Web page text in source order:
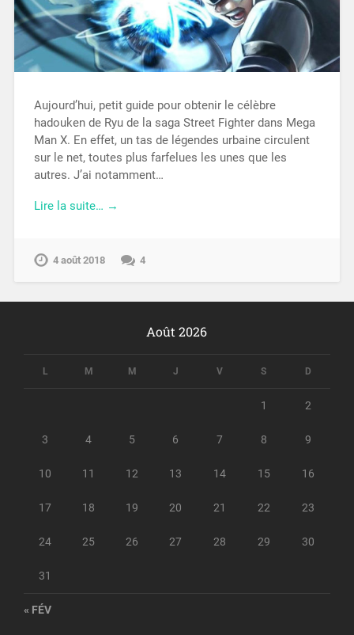
Aujourd’hui, petit guide pour obtenir le célèbre
hadouken de Ryu de la saga Street Fighter dans Mega
Man X. En effet, un tas de légendes urbaine circulent
sur le net, toutes plus farfelues les unes que les
autres. J’ai notamment…
Lire la suite… →
4 août 2018 4
Août 2026
L M M J V S D
1 2
3 4 5 6 7 8 9
10 11 12 13 14 15 16
17 18 19 20 21 22 23
24 25 26 27 28 29 30
31
« FÉV